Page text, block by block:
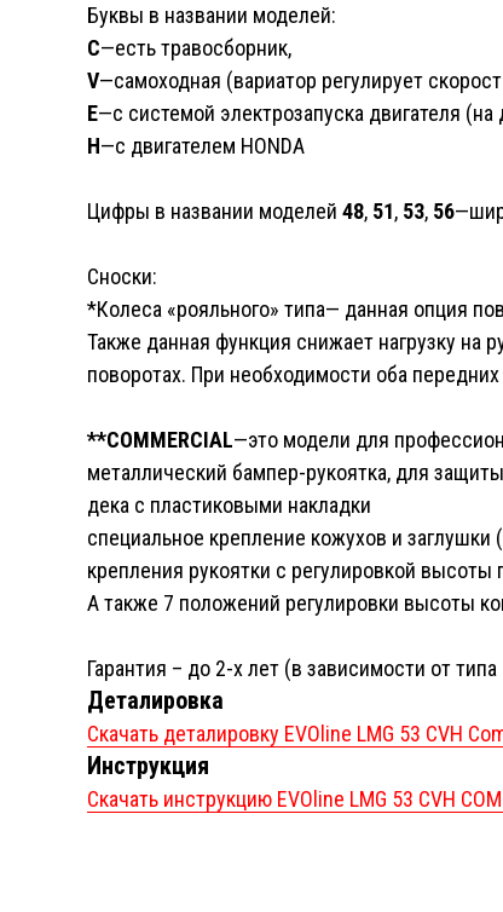
Буквы в названии моделей:
C—есть травосборник,
V—самоходная (вариатор регулирует
E—с системой электрозапуска двигателя
H—с двигателем HONDA
Цифры в названии моделей 48, 51, 53, 56
Сноски:
*Колеса «рояльного» типа— данная опция
Также данная функция снижает нагрузку на
поворотах. При необходимости оба
**COMMERCIAL—это модели для
металлический бампер-рукоятка, для
дека с пластиковыми накладки
специальное крепление кожухов и
крепления рукоятки с регулировкой
А также 7 положений регулировки высоты
Гарантия – до 2-х лет (в зависимости от
Деталировка
Скачать деталировку EVOline LMG 53 CVH
Инструкция
Скачать инструкцию EVOline LMG 53 CVH